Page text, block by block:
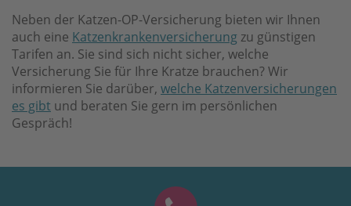
Neben der Katzen-OP-Versicherung bieten wir Ihnen
auch eine Katzenkrankenversicherung zu günstigen
Tarifen an. Sie sind sich nicht sicher, welche
Versicherung Sie für Ihre Kratze brauchen? Wir
informieren Sie darüber, welche Katzenversicherungen
es gibt und beraten Sie gern im persönlichen
Gespräch!